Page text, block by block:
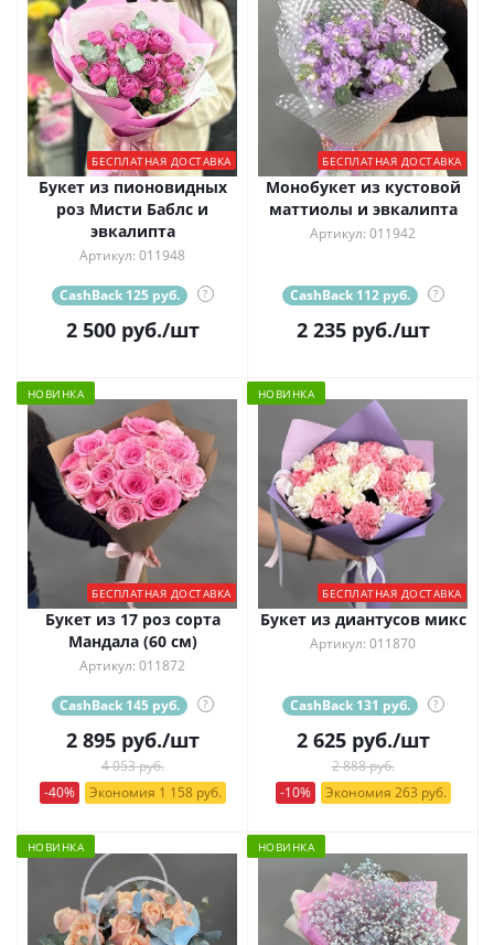
БЕСПЛАТНАЯ ДОСТАВКА
Букет из пионовидных
роз Мисти Баблс и
эвкалипта
Артикул: 011948
CashBack 125 руб. ?
2 500руб./шт
БЕСПЛАТНАЯ ДОСТАВКА
Монобукет из кустовой
маттиолы и эвкалипта
Артикул: 011942
CashBack 112 руб. ?
2 235руб./шт
НОВИНКА
БЕСПЛАТНАЯ ДОСТАВКА
Букет из 17 роз сорта
Мандала (60 см)
Артикул: 011872
CashBack 145 руб. ?
2 895руб./шт
4 053 руб.
-40%
Экономия 1 158 руб.
НОВИНКА
БЕСПЛАТНАЯ ДОСТАВКА
Букет из диантусов микс
Артикул: 011870
CashBack 131 руб. ?
2 625руб./шт
2 888 руб.
-10%
Экономия 263 руб.
НОВИНКА НОВИНКА